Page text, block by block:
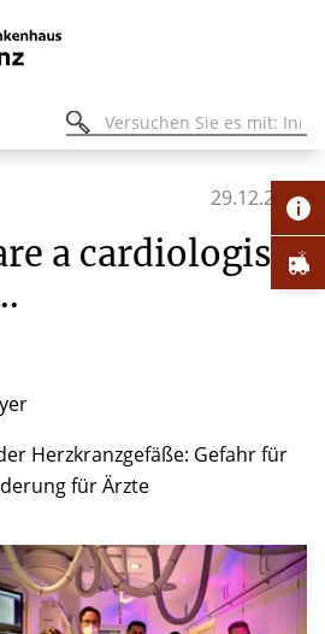
29.12.2021
a cardiologists
Herzkranzgefäße: Gefahr für
für Ärzte